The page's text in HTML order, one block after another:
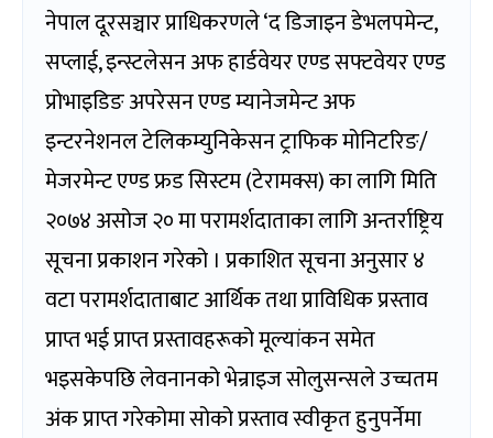
नेपाल दूरसञ्चार प्राधिकरणले ‘द डिजाइन डेभलपमेन्ट,
सप्लाई, इन्स्टलेसन अफ हार्डवेयर एण्ड सफ्टवेयर एण्ड
प्रोभाइडिङ अपरेसन एण्ड म्यानेजमेन्ट अफ
इन्टरनेशनल टेलिकम्युनिकेसन ट्राफिक मोनिटरिङ/
मेजरमेन्ट एण्ड फ्रड सिस्टम (टेरामक्स) का लागि मिति
२०७४ असोज २० मा परामर्शदाताका लागि अन्तर्राष्ट्रिय
सूचना प्रकाशन गरेको । प्रकाशित सूचना अनुसार ४
वटा परामर्शदाताबाट आर्थिक तथा प्राविधिक प्रस्ताव
प्राप्त भई प्राप्त प्रस्तावहरूको मूल्यांकन समेत
भइसकेपछि लेवनानको भेन्राइज सोलुसन्सले उच्चतम
अंक प्राप्त गरेकोमा सोको प्रस्ताव स्वीकृत हुनुपर्नेमा